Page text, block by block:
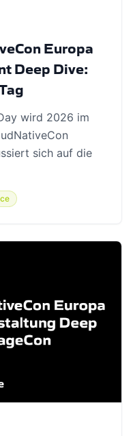
Europa
Deep Dive:
wird 2026 im
sich auf die